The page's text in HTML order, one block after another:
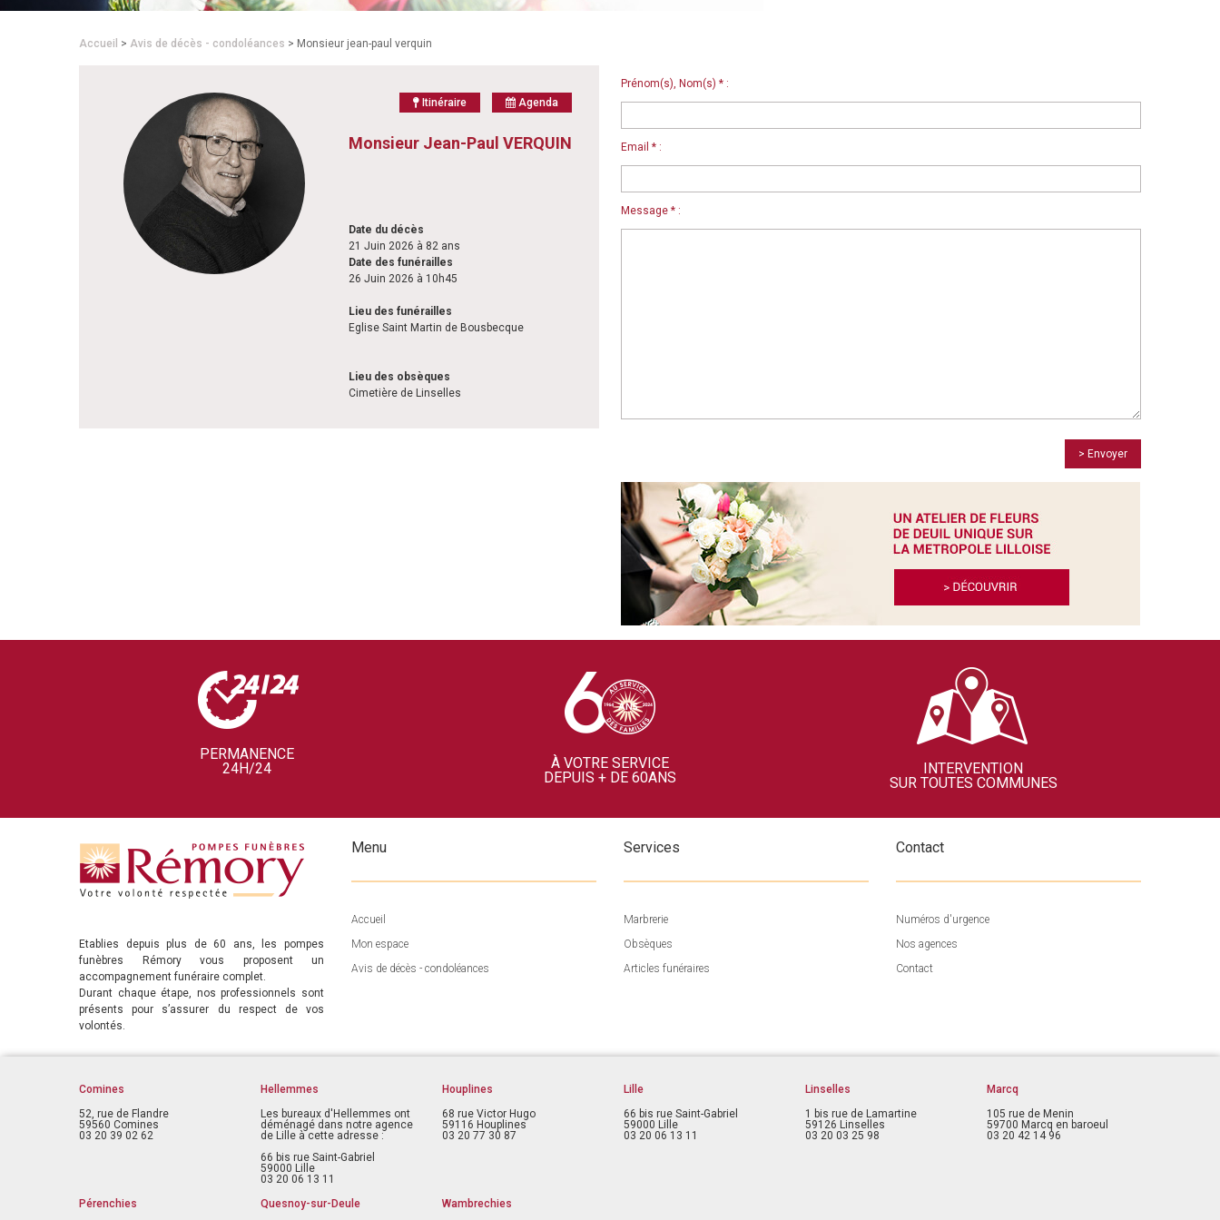
Accueil > Avis de décès - condoléances > Monsieur jean-paul verquin
Itinéraire Agenda
Monsieur Jean-Paul VERQUIN
Date du décès
21 Juin 2026 à 82 ans
Date des funérailles
26 Juin 2026 à 10h45
Lieu des funérailles
Eglise Saint Martin de Bousbecque
Lieu des obsèques
Cimetière de Linselles
Prénom(s), Nom(s) * :
Email * :
Message * :
> Envoyer
PERMANENCE
24H/24
À VOTRE SERVICE
DEPUIS + DE 60ANS
INTERVENTION
SUR TOUTES COMMUNES
Etablies depuis plus de 60 ans, les pompes
funèbres Rémory vous proposent un
accompagnement funéraire complet.
Durant chaque étape, nos professionnels sont
présents pour s’assurer du respect de vos
volontés.
Menu
Accueil
Mon espace
Avis de décès - condoléances
Services
Marbrerie
Obsèques
Articles funéraires
Contact
Numéros d'urgence
Nos agences
Contact
Comines
52, rue de Flandre
59560 Comines
03 20 39 02 62
Hellemmes
Les bureaux d'Hellemmes ont
déménagé dans notre agence
de Lille à cette adresse :
66 bis rue Saint-Gabriel
59000 Lille
03 20 06 13 11
Houplines
68 rue Victor Hugo
59116 Houplines
03 20 77 30 87
Lille
66 bis rue Saint-Gabriel
59000 Lille
03 20 06 13 11
Linselles
1 bis rue de Lamartine
59126 Linselles
03 20 03 25 98
Marcq
105 rue de Menin
59700 Marcq en baroeul
03 20 42 14 96
Pérenchies Quesnoy-sur-Deule Wambrechies